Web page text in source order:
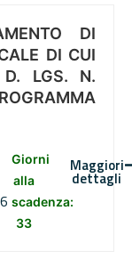
DI
DI CUI
LGS. N.
Giorni
alla
scadenza:
33
Maggiori
dettagli